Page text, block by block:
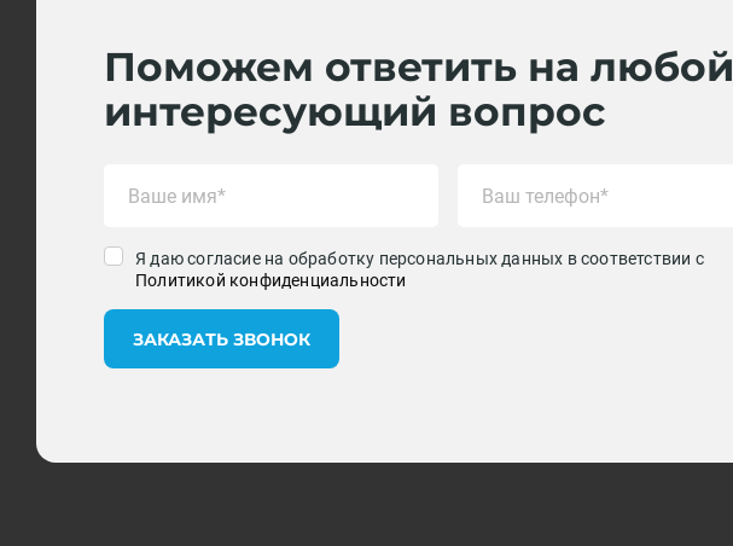
Поможем ответить на любой
интересующий вопрос
Я даю согласие на обработку персональных данных в соответствии с
Политикой конфиденциальности
ЗАКАЗАТЬ ЗВОНОК